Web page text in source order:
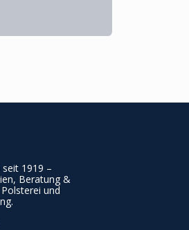
1919 –
Beratung &
und